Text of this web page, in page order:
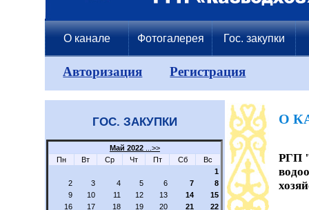
О канале Фотогалерея Гос. закупки
Авторизация Регистрация
ГОС. ЗАКУПКИ
Май 2022
...>>
Пн
Вт Ср Чт Пт Сб
Вс
1
2
3 4 5 6 7
8
9
10 11 12 13 14
15
16
17 18 19 20 21
22
О
РГП